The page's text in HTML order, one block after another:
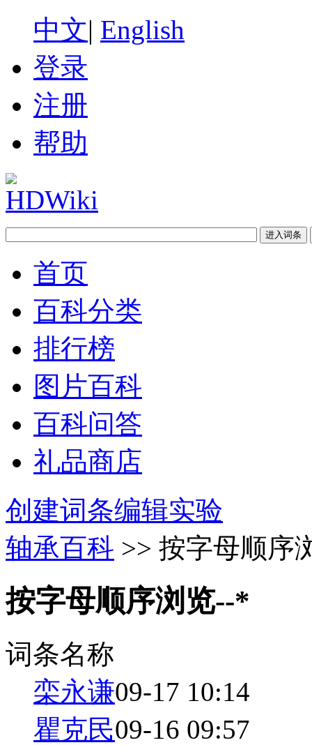
中文| English
登录
注册
帮助
首页
百科分类
排行榜
图片百科
百科问答
礼品商店
创建词条编辑实验
轴承百科 >> 按字母顺序
按字母顺序浏览--*
词条名称
栾永谦09-17 10:14
瞿克民09-16 09:57